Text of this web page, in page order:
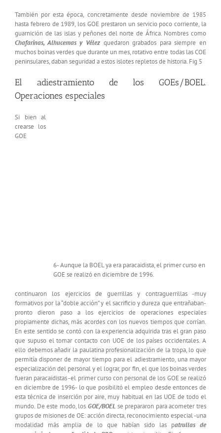
También por esta época, concretamente desde noviembre de 1985
hasta febrero de 1989, los GOE prestaron un servicio poco corriente, la
guarnición de las islas y peñones del norte de África. Nombres como
Chafarinas, Alhucemas y Vélez quedaron grabados para siempre en
muchos boinas verdes que durante un mes, rotativo entre todas las COE
peninsulares, daban seguridad a estos islotes repletos de historia. Fig 5
El adiestramiento de los GOEs/BOEL.
Operaciones especiales
6- Aunque la BOEL ya era paracaidista, el primer curso en
GOE se realizó en diciembre de 1996.
Si bien al
crearse los
GOE
continuaron los ejercicios de guerrillas y contraguerrillas -muy
formativos por la “doble acción” y el sacrificio y dureza que entrañaban-
pronto dieron paso a los ejercicios de operaciones especiales
propiamente dichas, más acordes con los nuevos tiempos que corrían.
En este sentido se contó con la experiencia adquirida tras el gran paso
que supuso el tomar contacto con UOE de los países occidentales. A
ello debemos añadir la paulatina profesionalización de la tropa, lo que
permitía disponer de mayor tiempo para el adiestramiento, una mayor
especialización del personal y el lograr, por fin, el que los boinas verdes
fueran paracaidistas -el primer curso con personal de los GOE se realizó
en diciembre de 1996- lo que posibilitó el empleo desde entonces de
esta técnica de inserción por aire, muy habitual en las UOE de todo el
mundo. De este modo, los GOE/BOEL se prepararon para acometer tres
grupos de misiones de OE: acción directa, reconocimiento especial -una
modalidad más amplia de lo que habían sido las patrullas de